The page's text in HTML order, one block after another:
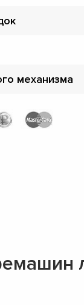
механизма